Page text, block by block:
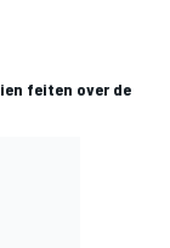
feiten over de